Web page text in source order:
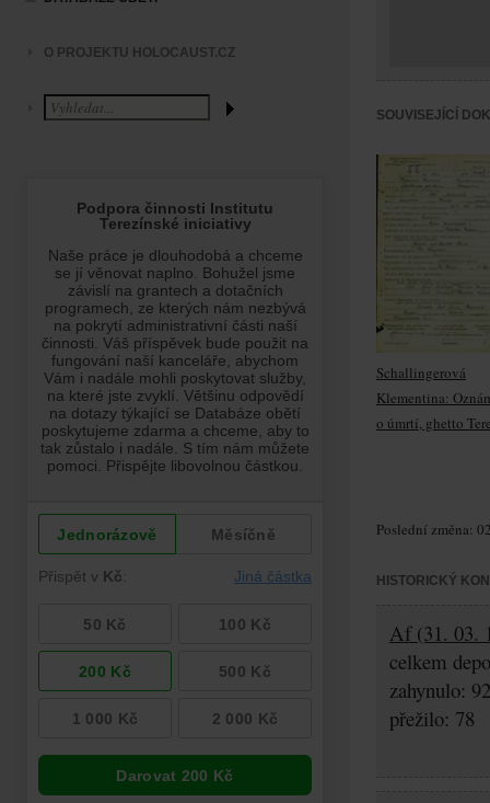
O PROJEKTU HOLOCAUST.CZ
SOUVISEJÍCÍ
Schallingerová
Klementina:
o úmrtí, ghetto
Poslední změna:
HISTORICKÝ
Af (31. 03.
celkem
zahynulo:
přežilo: 78